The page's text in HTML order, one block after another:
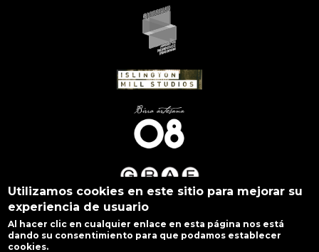
Utilizamos cookies en este sitio para mejorar su
experiencia de usuario
Al hacer clic en cualquier enlace en esta página nos está
dando su consentimiento para que podamos establecer
cookies.